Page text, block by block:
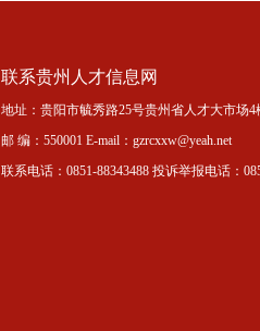
联系贵州人才信息网
地址：贵阳市毓秀路25号贵州省人才大市场
邮 编：550001 E-mail：gzrcxxw@yeah.net
联系电话：0851-88343488 投诉举报电话：